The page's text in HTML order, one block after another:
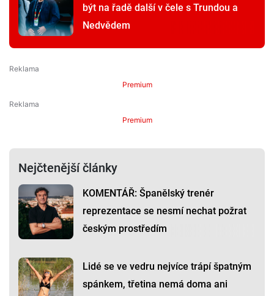
být na řadě další v čele s Trundou a
Nedvědem
Premium
Premium
Nejčtenější články
KOMENTÁŘ: Španělský trenér
reprezentace se nesmí nechat požrat
českým prostředím
Lidé se ve vedru nejvíce trápí špatným
spánkem, třetina nemá doma ani